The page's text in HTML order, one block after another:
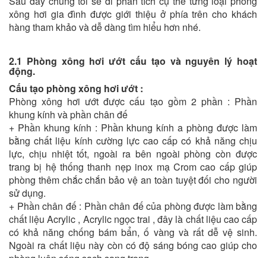
xông hơi gia đình được giới thiệu ở phía trên cho khách
hàng tham khảo và dễ dàng tìm hiểu hơn nhé.
2.1 Phòng xông hơi ướt cấu tạo và nguyên lý hoạt
động.
Cấu tạo phòng xông hơi ướt :
Phòng xông hơi ướt được cấu tạo gồm 2 phần : Phần
khung kính và phần chân đế
+ Phần khung kính : Phần khung kính a phòng được làm
bằng chất liệu kính cường lực cao cấp có khả năng chịu
lực, chịu nhiệt tốt, ngoài ra bên ngoài phòng còn được
trang bị hệ thống thanh nẹp inox mạ Crom cao cấp giúp
phòng thêm chắc chắn bảo vệ an toàn tuyệt đối cho người
sử dụng.
+ Phần chân đế : Phần chân đế của phòng được làm bằng
chất liệu Acrylic , Acrylic ngọc trai , đây là chất liệu cao cấp
có khả năng chống bám bẩn, ố vàng và rất dễ vệ sinh.
Ngoài ra chất liệu này còn có độ sáng bóng cao giúp cho